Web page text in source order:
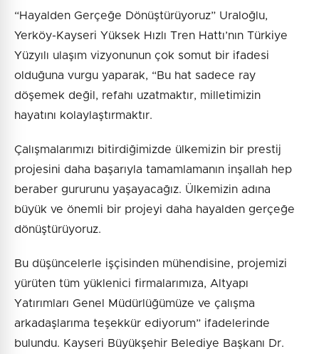
“Hayalden Gerçeğe Dönüştürüyoruz” Uraloğlu,
Yerköy-Kayseri Yüksek Hızlı Tren Hattı’nın Türkiye
Yüzyılı ulaşım vizyonunun çok somut bir ifadesi
olduğuna vurgu yaparak, “Bu hat sadece ray
döşemek değil, refahı uzatmaktır, milletimizin
hayatını kolaylaştırmaktır.
Çalışmalarımızı bitirdiğimizde ülkemizin bir prestij
projesini daha başarıyla tamamlamanın inşallah hep
beraber gururunu yaşayacağız. Ülkemizin adına
büyük ve önemli bir projeyi daha hayalden gerçeğe
dönüştürüyoruz.
Bu düşüncelerle işçisinden mühendisine, projemizi
yürüten tüm yüklenici firmalarımıza, Altyapı
Yatırımları Genel Müdürlüğümüze ve çalışma
arkadaşlarıma teşekkür ediyorum” ifadelerinde
bulundu. Kayseri Büyükşehir Belediye Başkanı Dr.